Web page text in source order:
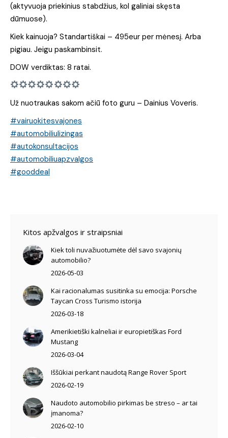
(aktyvuoja priekinius stabdžius, kol galiniai skęsta
dūmuose).
Kiek kainuoja? Standartiškai – 495eur per mėnesį. Arba
pigiau. Jeigu paskambinsit.
DOW verdiktas: 8 ratai.
Už nuotraukas sakom ačiū foto guru – Dainius Voveris.
#vairuokitesvajones
#automobiliulizingas
#autokonsultacijos
#automobiliuapzvalgos
#gooddeal
Kitos apžvalgos ir straipsniai
Kiek toli nuvažiuotumėte dėl savo svajonių
automobilio?
2026-05-03
Kai racionalumas susitinka su emocija: Porsche
Taycan Cross Turismo istorija
2026-03-18
Amerikietiški kalneliai ir europietiškas Ford
Mustang
2026-03-04
Iššūkiai perkant naudotą Range Rover Sport
2026-02-19
Naudoto automobilio pirkimas be streso – ar tai
įmanoma?
2026-02-10